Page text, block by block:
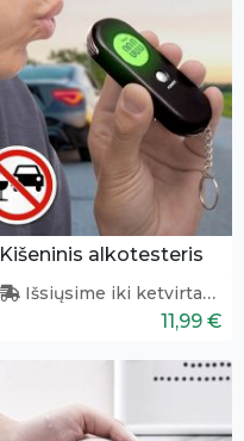
Kišeninis alkotesteris
Išsiųsime iki ketvirtadienio
11,99 €